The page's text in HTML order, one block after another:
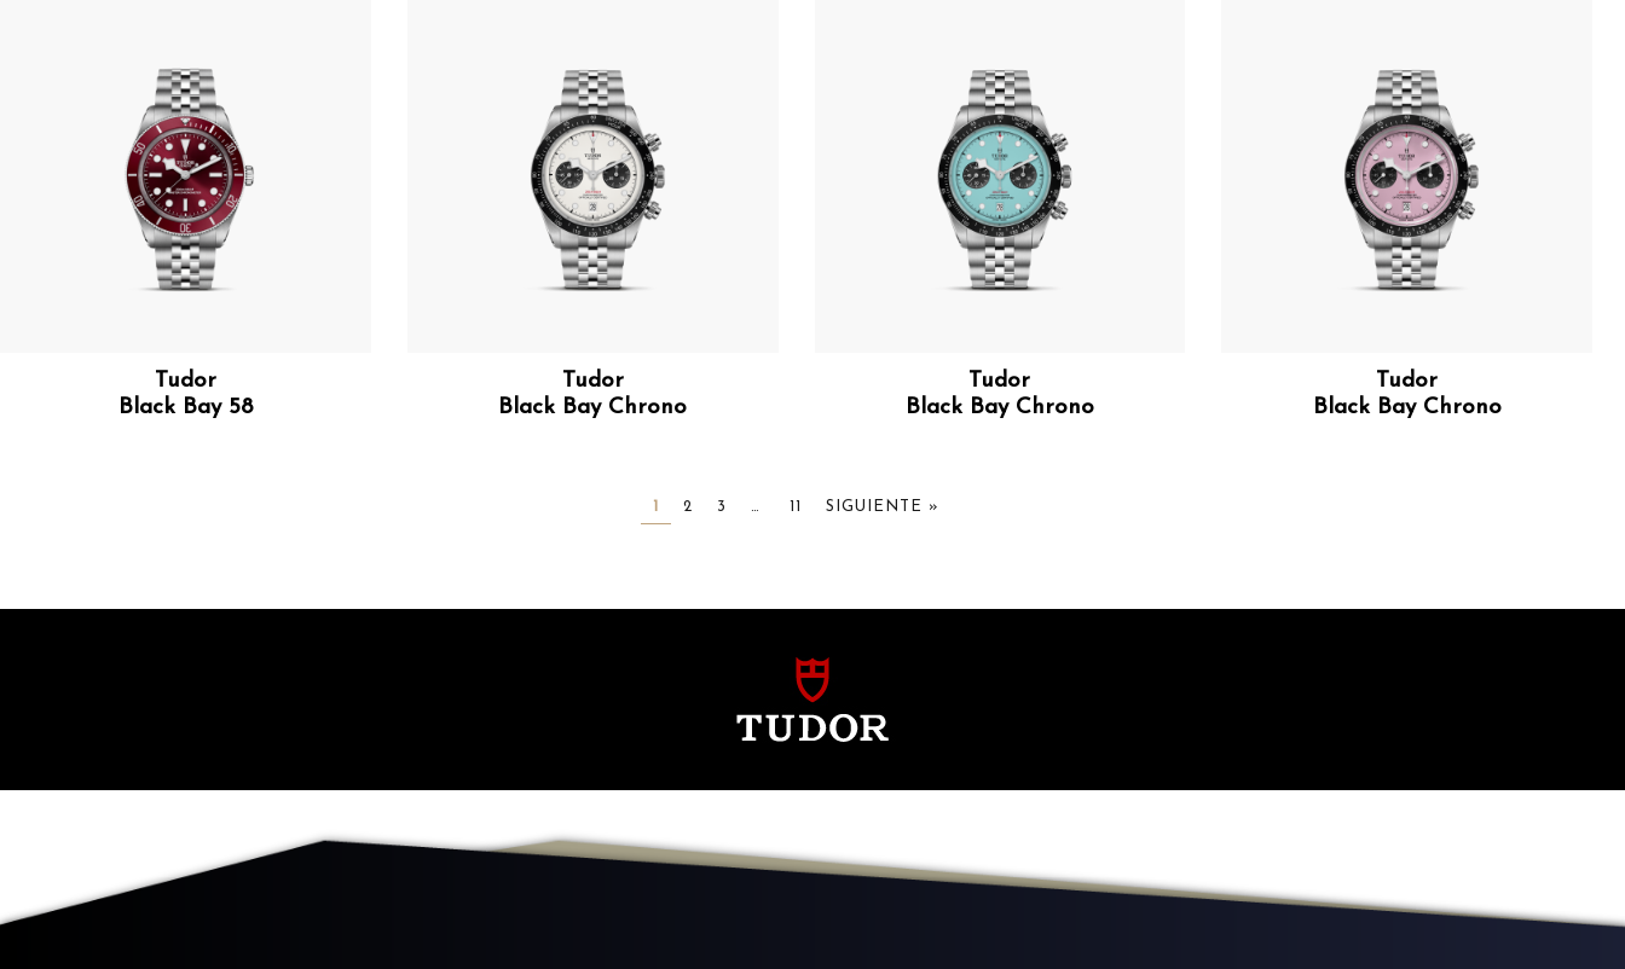
Tudor
Black Bay 58
Tudor
Black Bay Chrono
Tudor
Black Bay Chrono
Tudor
Black Bay Chrono
2 3 … SIGUIENTE »